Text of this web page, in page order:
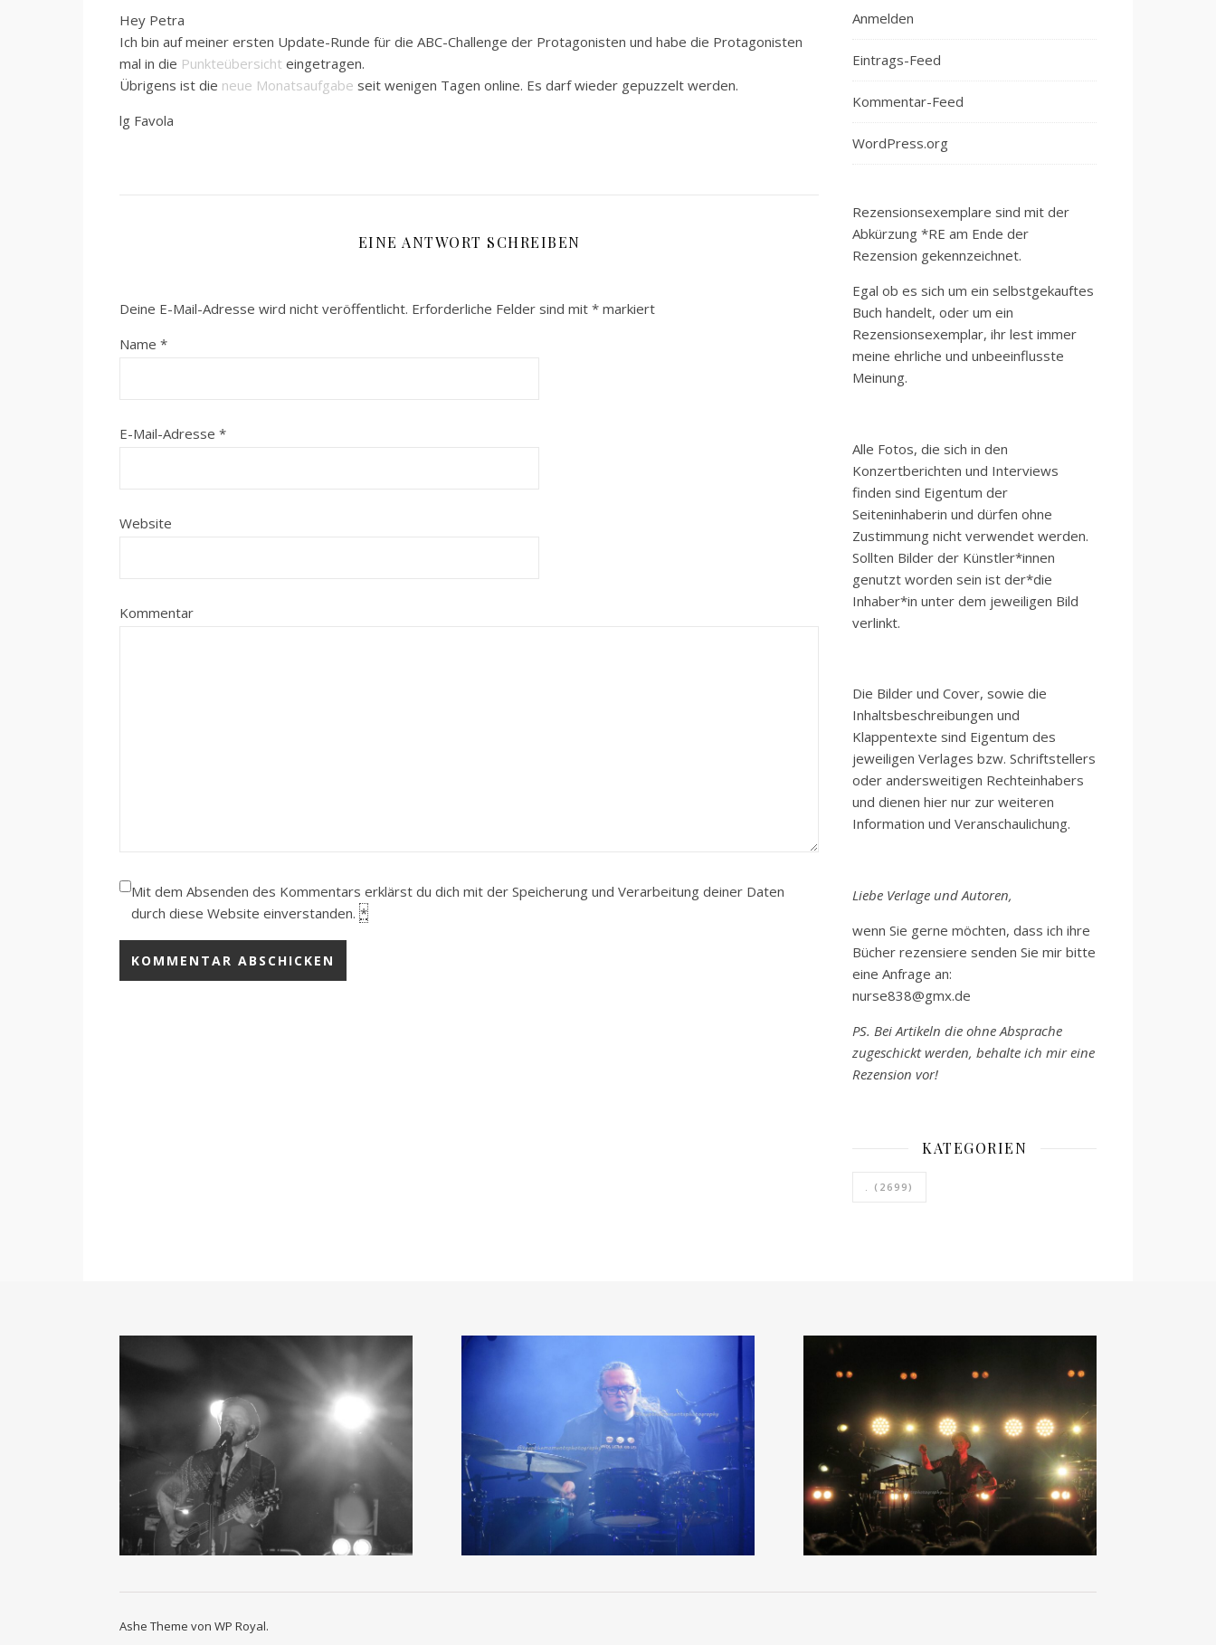
Hey Petra
Ich bin auf meiner ersten Update-Runde für die ABC-Challenge der Protagonisten und habe die Protagonisten
mal in die Punkteübersicht eingetragen.
Übrigens ist die neue Monatsaufgabe seit wenigen Tagen online. Es darf wieder gepuzzelt werden.
lg Favola
EINE ANTWORT SCHREIBEN
Deine E-Mail-Adresse wird nicht veröffentlicht. Erforderliche Felder sind mit * markiert
Name *
E-Mail-Adresse *
Website
Kommentar
Mit dem Absenden des Kommentars erklärst du dich mit der Speicherung und Verarbeitung deiner Daten
durch diese Website einverstanden. *
Anmelden
Eintrags-Feed
Kommentar-Feed
WordPress.org
Rezensionsexemplare sind mit der
Abkürzung *RE am Ende der
Rezension gekennzeichnet.
Egal ob es sich um ein selbstgekauftes
Buch handelt, oder um ein
Rezensionsexemplar, ihr lest immer
meine ehrliche und unbeeinflusste
Meinung.
Alle Fotos, die sich in den
Konzertberichten und Interviews
finden sind Eigentum der
Seiteninhaberin und dürfen ohne
Zustimmung nicht verwendet werden.
Sollten Bilder der Künstler*innen
genutzt worden sein ist der*die
Inhaber*in unter dem jeweiligen Bild
verlinkt.
Die Bilder und Cover, sowie die
Inhaltsbeschreibungen und
Klappentexte sind Eigentum des
jeweiligen Verlages bzw. Schriftstellers
oder andersweitigen Rechteinhabers
und dienen hier nur zur weiteren
Information und Veranschaulichung.
Liebe Verlage und Autoren,
wenn Sie gerne möchten, dass ich ihre
Bücher rezensiere senden Sie mir bitte
eine Anfrage an:
nurse838@gmx.de
PS. Bei Artikeln die ohne Absprache
zugeschickt werden, behalte ich mir eine
Rezension vor!
KATEGORIEN
. (2699)
Ashe Theme von WP Royal.